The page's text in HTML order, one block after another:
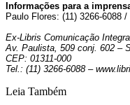
Informações para a
Paulo Flores: (11) 3266-6088
Ex-Libris Comunicação
Av. Paulista, 509 conj. 602 –
CEP: 01311-000
Tel.: (11) 3266-6088 –
Leia Também